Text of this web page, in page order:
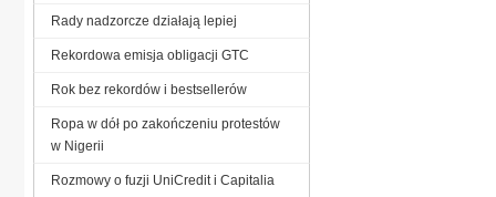
Rady nadzorcze działają lepiej
Rekordowa emisja obligacji GTC
Rok bez rekordów i bestsellerów
Ropa w dół po zakończeniu protestów
w Nigerii
Rozmowy o fuzji UniCredit i Capitalia